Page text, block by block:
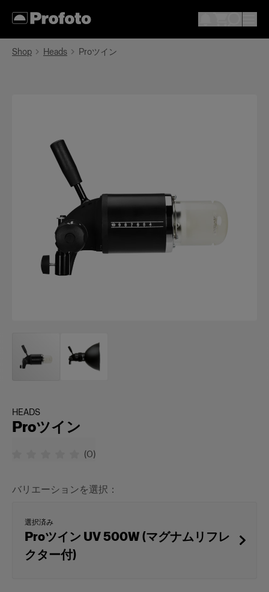
Shop Heads Proツイン
HEADS
Proツイン
(0)
バリエーションを選択：
選択済み
Proツイン UV 500W (マグナムリフレ
クター付)